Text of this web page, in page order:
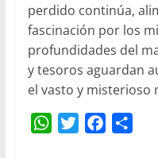
perdido continúa,
fascinación por los
profundidades del
y tesoros aguardan
el vasto y misterioso
W